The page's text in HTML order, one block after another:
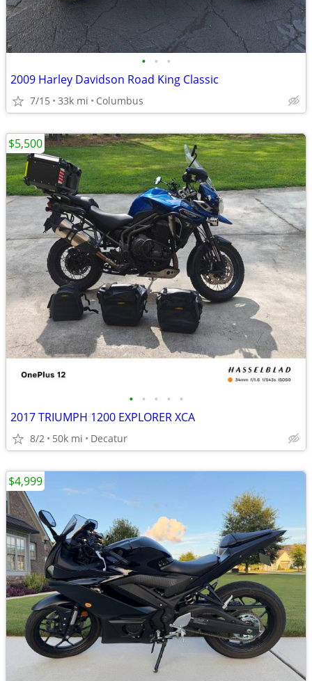
• • •
2009 Harley Davidson Road King Classic
7/15 33k mi Columbus
• • • • •
2017 TRIUMPH 1200 EXPLORER XCA
8/2 50k mi Decatur
$5,500
$4,999